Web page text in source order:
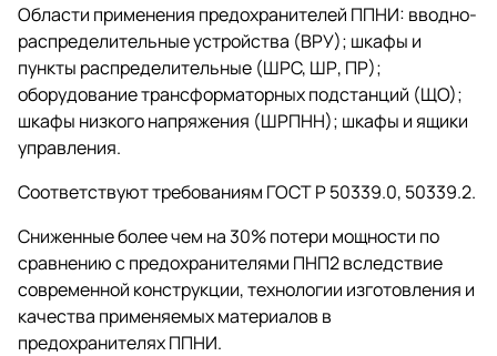
Области применения предохранителей ППНИ: вводно-
распределительные устройства (ВРУ); шкафы и
пункты распределительные (ШРС, ШР, ПР);
оборудование трансформаторных подстанций (ЩО);
шкафы низкого напряжения (ШРПНН); шкафы и ящики
управления.
Соответствуют требованиям ГОСТ Р 50339.0, 50339.2.
Сниженные более чем на 30% потери мощности по
сравнению с предохранителями ПНП2 вследствие
современной конструкции, технологии изготовления и
качества применяемых материалов в
предохранителях ППНИ.